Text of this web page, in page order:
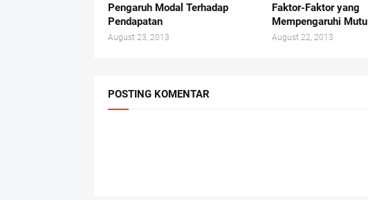
Pengaruh Modal Terhadap
Pendapatan
August 23, 2013
Faktor-Faktor yang
Mempengaruhi Mutu
August 22, 2013
POSTING KOMENTAR